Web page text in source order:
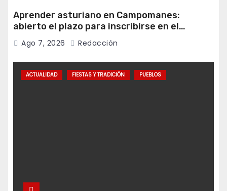
Aprender asturiano en Campomanes:
abierto el plazo para inscribirse en el
programa Falamos
Ago 7, 2026 Redacción
ACTUALIDAD FIESTAS Y TRADICIÓN PUEBLOS